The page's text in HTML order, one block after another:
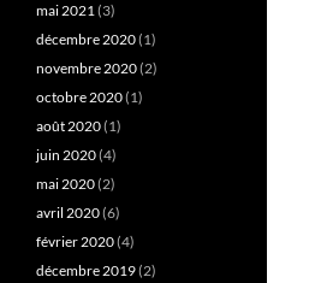
mai 2021(3)
décembre 2020(1)
novembre 2020(2)
octobre 2020(1)
août 2020(1)
juin 2020(4)
mai 2020(2)
avril 2020(6)
février 2020(4)
décembre 2019(2)